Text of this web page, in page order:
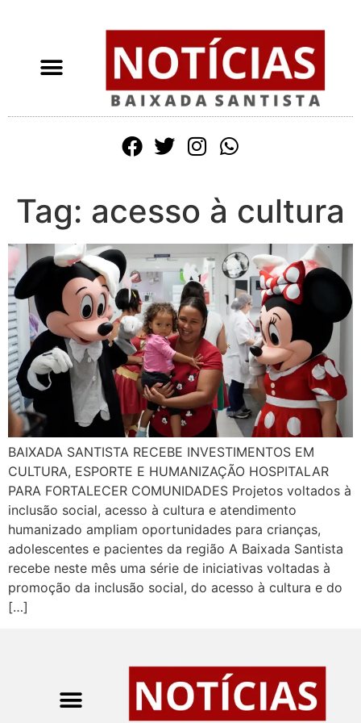
Tag: acesso à cultura
BAIXADA SANTISTA RECEBE INVESTIMENTOS EM
CULTURA, ESPORTE E HUMANIZAÇÃO HOSPITALAR
PARA FORTALECER COMUNIDADES Projetos voltados à
inclusão social, acesso à cultura e atendimento
humanizado ampliam oportunidades para crianças,
adolescentes e pacientes da região A Baixada Santista
recebe neste mês uma série de iniciativas voltadas à
promoção da inclusão social, do acesso à cultura e do
[…]